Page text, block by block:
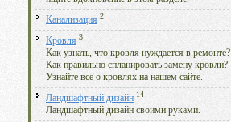
Канализация 2
Кровля 3
Как узнать, что кровля нуждается в ремонте?
Как правильно спланировать замену кровли?
Узнайте все о кровлях на нашем сайте.
Ландшафтный дизайн 14
Ландшафтный дизайн своими руками.